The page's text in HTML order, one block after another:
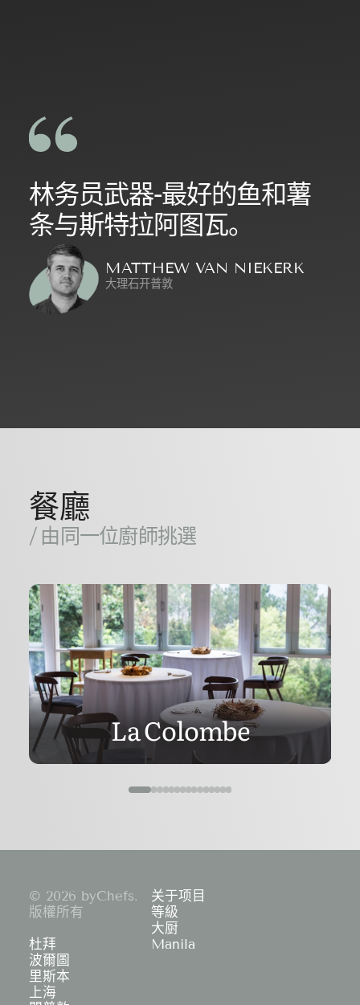
林务员武器-最好的鱼和薯
条与斯特拉阿图瓦。
MATTHEW VAN NIEKERK
大理石开普敦
餐廳
/ 由同一位廚師挑選
La Colombe
© 2026 byChefs.
版權所有
关于项目
等級
大厨
杜拜
波爾圖
里斯本
上海
Manila